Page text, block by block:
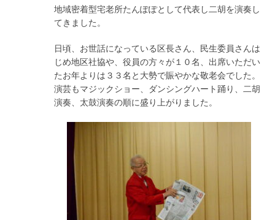
地域密着型宅老所たんぽぽとして代表し二胡を演奏し
てきました。
日頃、お世話になっている区長さん、民生委員さんは
じめ地区社協や、役員の方々が１０名、出席いただい
たお年よりは３３名と大勢で賑やかな敬老会でした。
演芸もマジックショー、ダンシングハート踊り、二胡
演奏、太鼓演奏の順に盛り上がりました。